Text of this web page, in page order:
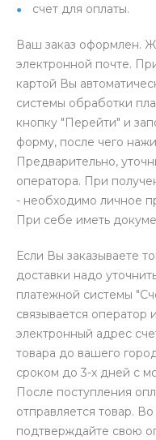
счет для оплаты.
Ваш заказ оформлен.
электронной почте.
картой Вы
системы обработки
кнопку "Перейти" и
форму, после чего
Предварительно,
оператора. При
- необходимо личное
При себе иметь
Если Вы заказываете
доставки надо
платежной системы
связывается оператор
электронный адрес
товара до вашего
сроком до 3-х дней с
После поступления
отправляется товар.
подтверждайте свою